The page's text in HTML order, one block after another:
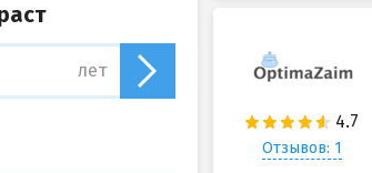
Отзывов: 1
лет